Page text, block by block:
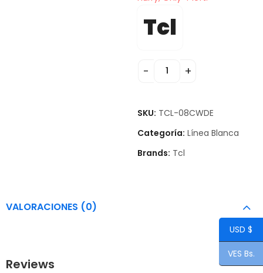
Tcl
SKU: TCL-08CWDE
Categoría: Línea Blanca
Brands: Tcl
VALORACIONES (0)
Reviews
USD $
VES Bs.